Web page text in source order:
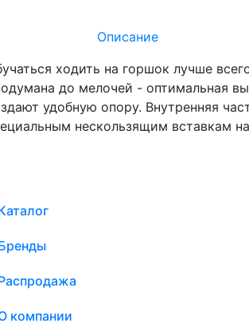
Описание
ходить на горшок лучше
до мелочей - оптимальная
удобную опору. Внутренняя
нескользящим вставкам
компании